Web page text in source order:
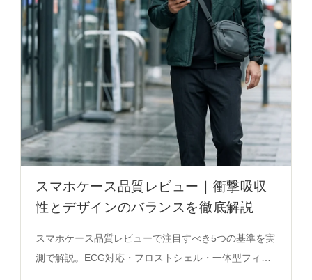
スマホケース品質レビュー｜衝撃吸収
性とデザインのバランスを徹底解説
スマホケース品質レビューで注目すべき5つの基準を実
測で解説。ECG対応・フロストシェル・一体型フィル